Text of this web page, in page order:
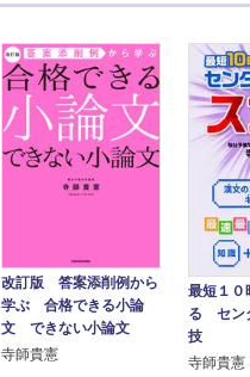
改訂版 答案添削例から
学ぶ 合格できる小論
文 できない小論文
寺師貴憲
最短１０
る セン
技
寺師貴憲